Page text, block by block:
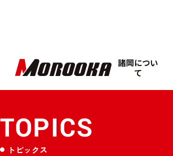
諸岡につい
て
TOPICS
トピックス